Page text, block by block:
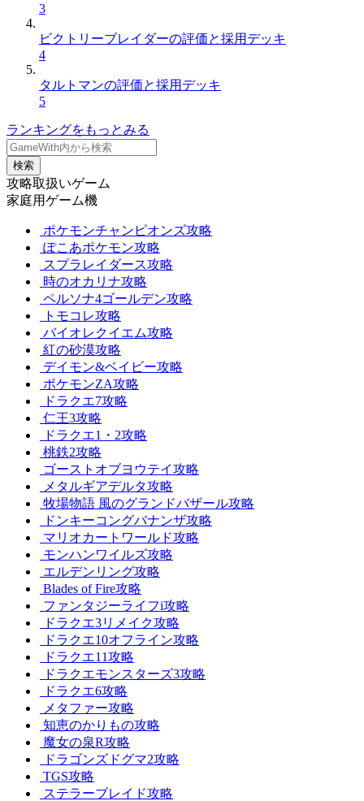
3
ビクトリーブレイダーの評価と採用デッキ
4
タルトマンの評価と採用デッキ
5
ランキングをもっとみる
検索
攻略取扱いゲーム
家庭用ゲーム機
ポケモンチャンピオンズ攻略
ぽこあポケモン攻略
スプラレイダース攻略
時のオカリナ攻略
ペルソナ4ゴールデン攻略
トモコレ攻略
バイオレクイエム攻略
紅の砂漠攻略
デイモン&ベイビー攻略
ポケモンZA攻略
ドラクエ7攻略
仁王3攻略
ドラクエ1・2攻略
桃鉄2攻略
ゴーストオブヨウテイ攻略
メタルギアデルタ攻略
牧場物語 風のグランドバザール攻略
ドンキーコングバナンザ攻略
マリオカートワールド攻略
モンハンワイルズ攻略
エルデンリング攻略
Blades of Fire攻略
ファンタジーライフi攻略
ドラクエ3リメイク攻略
ドラクエ10オフライン攻略
ドラクエ11攻略
ドラクエモンスターズ3攻略
ドラクエ6攻略
メタファー攻略
知恵のかりもの攻略
魔女の泉R攻略
ドラゴンズドグマ2攻略
TGS攻略
ステラーブレイド攻略